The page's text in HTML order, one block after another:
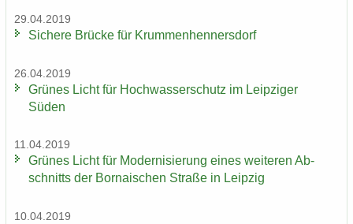
29.04.2019
Si­che­re Brü­cke für Krum­men­hen­ners­dorf
26.04.2019
Grü­nes Licht für Hoch­was­ser­schutz im Leip­zi­ger
Süden
11.04.2019
Grü­nes Licht für Mo­der­ni­sie­rung eines wei­te­ren Ab­
schnitts der Bor­na­i­schen Stra­ße in Leip­zig
10.04.2019